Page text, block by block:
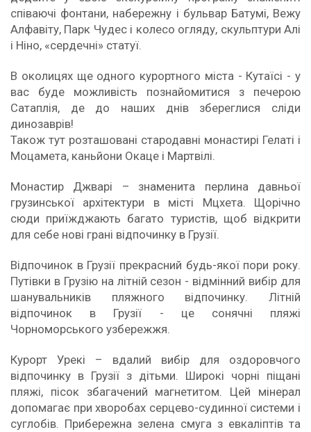
співаючі фонтани, набережну і бульвар Батумі, Вежу
Алфавіту, Парк Чудес і колесо огляду, скульптури Алі
і Ніно, «сердечні» статуї.
В околицях ще одного курортного міста - Кутаїсі - у
вас буде можливість познайомитися з печерою
Сатаплія, де до наших днів збереглися сліди
динозаврів!
Також тут розташовані стародавні монастирі Гелаті і
Моцамета, каньйони Окаце і Мартвілі.
Монастир Джварі – знаменита перлина давньої
грузинської архітектури в місті Мцхета. Щорічно
сюди приїжджають багато туристів, щоб відкрити
для себе нові грані відпочинку в Грузії.
Відпочинок в Грузії прекрасний будь-якої пори року.
Путівки в Грузію на літній сезон - відмінний вибір для
шанувальників пляжного відпочинку. Літній
відпочинок в Грузії - це сонячні пляжі
Чорноморського узбережжя.
Курорт Урекі – вдалий вибір для оздоровчого
відпочинку в Грузії з дітьми. Широкі чорні піщані
пляжі, пісок збагачений магнетитом. Цей мінерал
допомагає при хворобах серцево-судинної системи і
суглобів. Прибережна зелена смуга з евкаліптів та